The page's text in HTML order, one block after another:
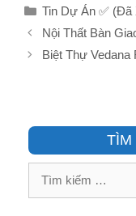
Danh
mục
Tin Dự Án ✅ (Đã
Nội Thất Bàn
Biệt Thự
TÌM
Tìm